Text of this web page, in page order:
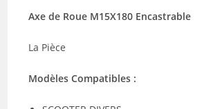
Axe de Roue M15X180 Encastrable
La Pièce
Modèles Compatibles :